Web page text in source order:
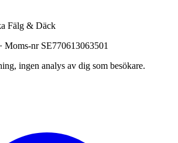
Fälg & Däck
· Moms-nr SE770613063501
ingen analys av dig som besökare.